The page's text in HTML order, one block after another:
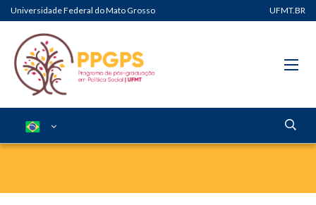
Universidade Federal do Mato Grosso UFMT.BR